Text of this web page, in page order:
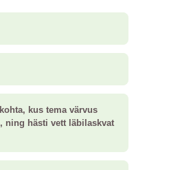
kus tema värvus
ning hästi vett läbilaskvat